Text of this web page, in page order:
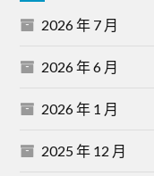
2026 年 7 月
2026 年 6 月
2026 年 1 月
2025 年 12 月